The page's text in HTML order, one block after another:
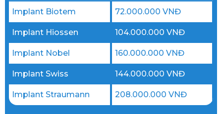
Implant Biotem
72.000.000 VNĐ
Implant Hiossen 104.000.000 VNĐ
Implant Nobel 160.000.000 VNĐ
Implant Swiss 144.000.000 VNĐ
Implant Straumann 208.000.000 VNĐ